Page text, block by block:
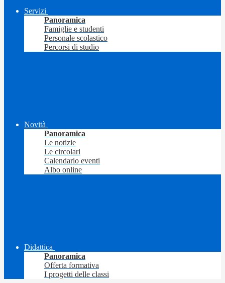
Servizi
Panoramica
Famiglie e studenti
Personale scolastico
Percorsi di studio
Novità
Panoramica
Le notizie
Le circolari
Calendario eventi
Albo online
Didattica
Panoramica
Offerta formativa
I progetti delle classi